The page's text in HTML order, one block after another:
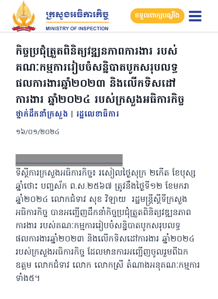
Skip
content
ទទួលពាក្យបណ្តឹង
កិច្ចប្រជុំត្រួតពិនិត្យវឌ្ឍនភាពការងារ​ របស់
គណៈកម្មការរៀបចំសន្និបាត​បូកសរុបលទ្ធ
ផលការងារឆ្នាំ២០២៣​ និងលេីកទិសដៅ
ការងារ​ ឆ្នាំ២០២៤​ របស់ក្រសួងអធិការកិច្ច​
ថ្នាក់ដឹកនាំក្រសួង | រដ្ឋលេខាធិការ
១៦/០១/២០២៤
FacebookXEmailLinkedIn
ទីស្តីការក្រសួងអធិការកិច្ច៖ រសៀលថ្ងៃសុក្រ​ ២កើត ខែបុស្ស
ឆ្នាំថោះ បញ្ចស័ក ព.ស.២៥៦៧ ត្រូវនឹងថ្ងៃទី១២ ខែមករា​
ឆ្នាំ២០២៤​ លោកជំទាវ សុខ​ វិឡាយ​ ​ រដ្ឋមន្ត្រីស្តីទីក្រសួង
អធិការកិច្ច បានអញ្ជើញដឹកនាំកិច្ចប្រជុំត្រួតពិនិត្យវឌ្ឍនភាព
ការងារ​ របស់គណៈកម្មការរៀបចំសន្និបាត​បូកសរុបលទ្ធ
ផលការងារឆ្នាំ២០២៣​ និងលេីកទិសដៅការងារ​ ឆ្នាំ២០២៤​
របស់ក្រសួងអធិការកិច្ច​ ដែលមានការអញ្ជេីញចូលរួមពីឯក
ឧត្តម​ លោកជំទាវ​ លោក​ លោកស្រី​ តំណាងអនុគណៈកម្មការ
ទាំង៥។